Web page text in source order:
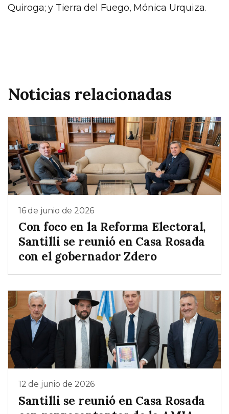
Quiroga; y Tierra del Fuego, Mónica Urquiza.
Noticias relacionadas
16 de junio de 2026
Con foco en la Reforma Electoral,
Santilli se reunió en Casa Rosada
con el gobernador Zdero
12 de junio de 2026
Santilli se reunió en Casa Rosada